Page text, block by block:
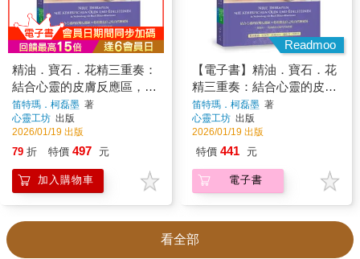
精油．寶石．花精三重奏：
結合心靈的皮膚反應區，你
也能是自己的自然療癒師
笛特瑪．柯磊墨 著
心靈工坊 出版
2026/01/19 出版
79 折 特價 497 元
加入購物車
Readmoo
【電子書】精油．寶石．花
精三重奏：結合心靈的皮膚
反應區，你也能是自己的自
然療癒師
笛特瑪．柯磊墨 著
心靈工坊 出版
2026/01/19 出版
特價 441 元
電子書
看全部